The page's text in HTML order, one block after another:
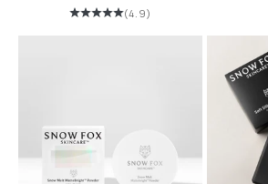
(4.9)